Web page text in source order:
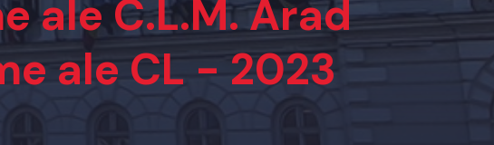
ale C.L.M. Arad
ale CL - 2023